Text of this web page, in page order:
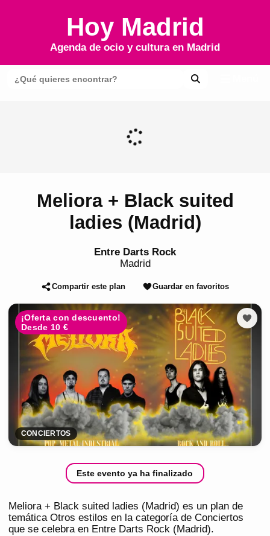
Hoy Madrid
Agenda de ocio y cultura en Madrid
Meliora + Black suited
ladies (Madrid)
Entre Darts Rock
Madrid
Compartir este plan Guardar en favoritos
¡Oferta con descuento!
Desde 10 €
CONCIERTOS
Este evento ya ha finalizado
Meliora + Black suited ladies (Madrid) es un plan de
temática Otros estilos en la categoría de Conciertos
que se celebra en Entre Darts Rock (Madrid).